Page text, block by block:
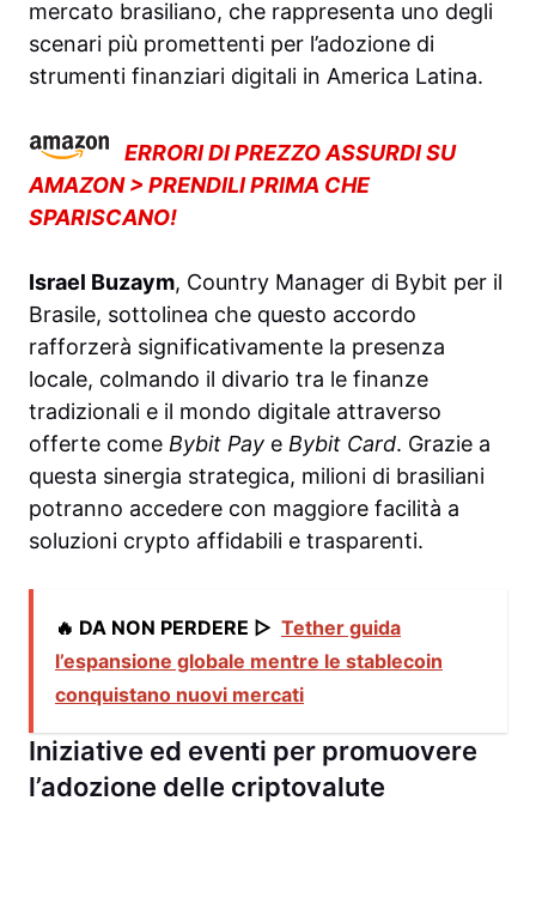
mercato brasiliano, che rappresenta uno degli
scenari più promettenti per l’adozione di
strumenti finanziari digitali in America Latina.
ERRORI DI PREZZO ASSURDI SU
AMAZON > PRENDILI PRIMA CHE
SPARISCANO!
Israel Buzaym, Country Manager di Bybit per il
Brasile, sottolinea che questo accordo
rafforzerà significativamente la presenza
locale, colmando il divario tra le finanze
tradizionali e il mondo digitale attraverso
offerte come Bybit Pay e Bybit Card. Grazie a
questa sinergia strategica, milioni di brasiliani
potranno accedere con maggiore facilità a
soluzioni crypto affidabili e trasparenti.
🔥 DA NON PERDERE ▷ Tether guida
l’espansione globale mentre le stablecoin
conquistano nuovi mercati
Iniziative ed eventi per promuovere
l’adozione delle criptovalute